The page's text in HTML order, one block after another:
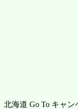
北海道 Go To キャ